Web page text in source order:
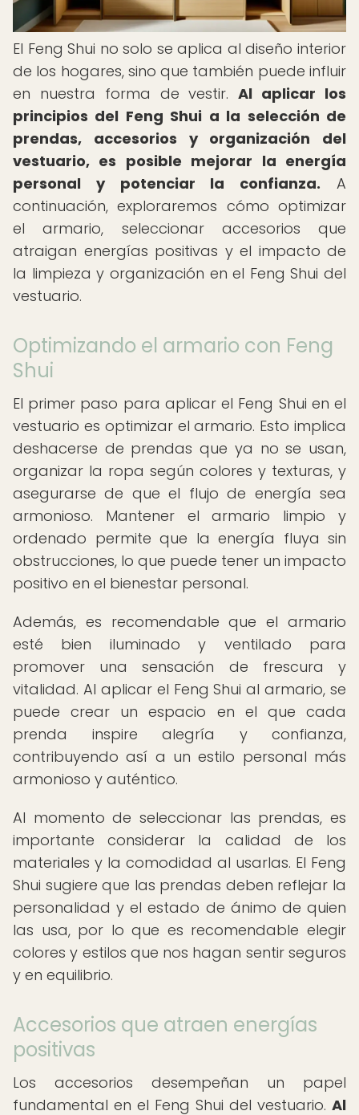
El Feng Shui no solo se aplica al diseño interior
de los hogares, sino que también puede influir
en nuestra forma de vestir.Al aplicar los
principios del Feng Shui a la selección de
prendas, accesorios y organización del
vestuario, es posible mejorar la energía
personal y potenciar la confianza. A
continuación, exploraremos cómo optimizar
el armario, seleccionar accesorios que
atraigan energías positivas y el impacto de
la limpieza y organización en el Feng Shui del
vestuario.
Optimizando el armario con Feng
Shui
El primer paso para aplicar el Feng Shui en el
vestuario es optimizar el armario. Esto implica
deshacerse de prendas que ya no se usan,
organizar la ropa según colores y texturas, y
asegurarse de que el flujo de energía sea
armonioso. Mantener el armario limpio y
ordenado permite que la energía fluya sin
obstrucciones, lo que puede tener un impacto
positivo en el bienestar personal.
Además, es recomendable que el armario
esté bien iluminado y ventilado para
promover una sensación de frescura y
vitalidad. Al aplicar el Feng Shui al armario, se
puede crear un espacio en el que cada
prenda inspire alegría y confianza,
contribuyendo así a un estilo personal más
armonioso y auténtico.
Al momento de seleccionar las prendas, es
importante considerar la calidad de los
materiales y la comodidad al usarlas. El Feng
Shui sugiere que las prendas deben reflejar la
personalidad y el estado de ánimo de quien
las usa, por lo que es recomendable elegir
colores y estilos que nos hagan sentir seguros
y en equilibrio.
Accesorios que atraen energías
positivas
Los accesorios desempeñan un papel
fundamental en el Feng Shui del vestuario. Al